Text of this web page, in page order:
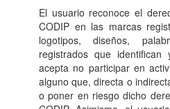
El usuario reconoce el
CODIP en las marcas
logotipos, diseños,
registrados que
acepta no participar en
alguno que, directa o
o poner en riesgo dicho